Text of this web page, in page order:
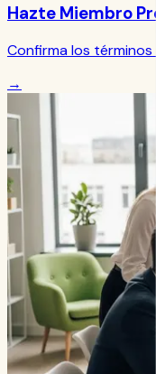
Hazte Miembro
Confirma los
→